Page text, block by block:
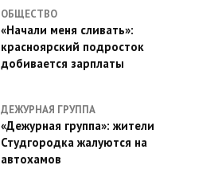
ОБЩЕСТВО
«Начали меня сливать»:
красноярский подросток
добивается зарплаты
ДЕЖУРНАЯ ГРУППА
«Дежурная группа»: жители
Студгородка жалуются на
автохамов